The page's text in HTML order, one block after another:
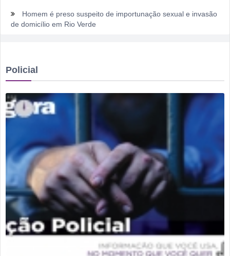
Homem é preso suspeito de importunação sexual e invasão
de domicílio em Rio Verde
Dois homens são presos suspeitos de tráfico de drogas em
Ela não quis dizer quem era, mas acabou identificada no
TCO
Dois motoristas com sinais de embriaguez se envolvem em
acidente no Setor Pausanes
Estagiário tenta atuar como advogado e acaba detido em
Rio Verde
Rio Verde 178 anos: a cidade que cresceu mais rápido que
suas próprias respostas
Homem é detido por violência doméstica no Setor
Policial